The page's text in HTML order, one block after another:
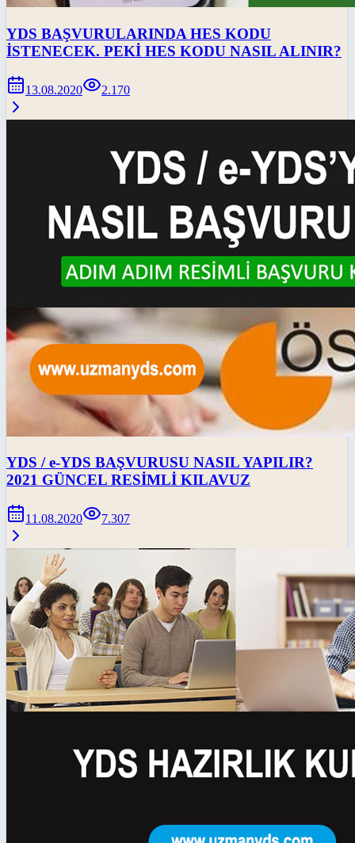
YDS BAŞVURULARINDA HES KODU
İSTENECEK. PEKİ HES KODU NASIL ALINIR?
13.08.2020 2.170
YDS / e-YDS BAŞVURUSU NASIL YAPILIR?
2021 GÜNCEL RESİMLİ KILAVUZ
11.08.2020 7.307